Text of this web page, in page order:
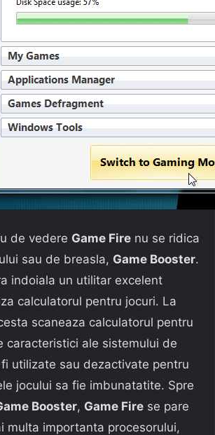
de vedere Game Fire nu se ridica
sau de breasla, Game Booster.
indoiala un utilitar excelent
calculatorul pentru jocuri. La
scaneaza calculatorul pentru
caracteristici ale sistemului de
utilizate sau dezactivate pentru
jocului sa fie imbunatatite. Spre
Booster, Game Fire se pare
multa importanta procesorului,